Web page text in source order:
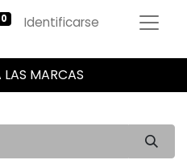
Identificarse
MARCAS